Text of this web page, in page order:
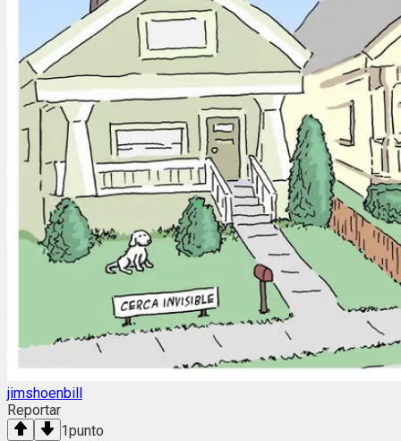
jimshoenbill
Reportar
1punto